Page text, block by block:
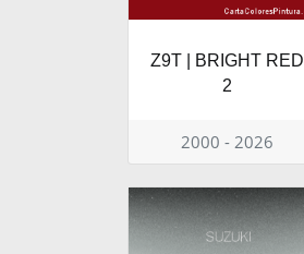
Z9T | BRIGHT RED
2
2000 - 2026